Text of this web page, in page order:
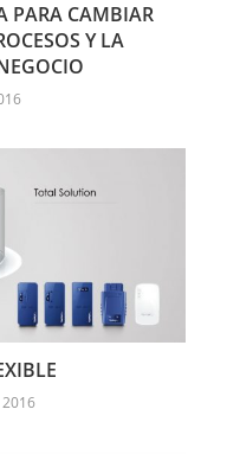
PARA CAMBIAR
Y LA